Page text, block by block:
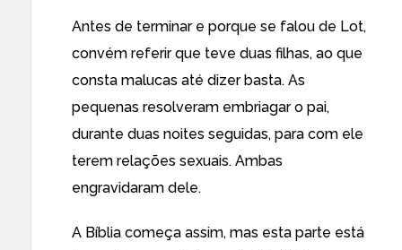
Antes de terminar e porque se falou de Lot,
convém referir que teve duas filhas, ao que
consta malucas até dizer basta. As
pequenas resolveram embriagar o pai,
durante duas noites seguidas, para com ele
terem relações sexuais. Ambas
engravidaram dele.
A Bíblia começa assim, mas esta parte está